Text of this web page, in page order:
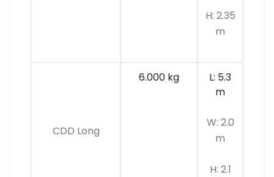
H: 2.35
m
CDD Long
6.000 kg
L: 5.3
m
W: 2.0
m
H: 2.1